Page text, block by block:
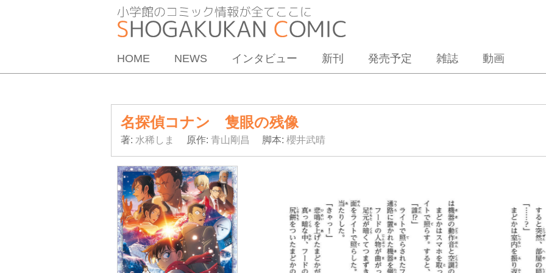
HOME NEWS インタビュー 新刊 発売予定 雑誌 動画
名探偵コナン 隻眼の残像
著: 水稀しま 原作: 青山剛昌 脚本: 櫻井武晴